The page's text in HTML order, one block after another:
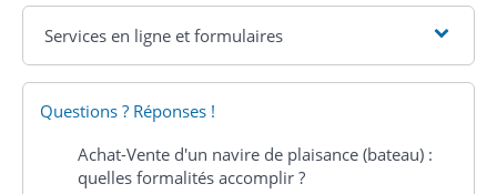
Services en ligne et formulaires
Questions ? Réponses !
Achat-Vente d'un navire de plaisance (bateau) :
quelles formalités accomplir ?